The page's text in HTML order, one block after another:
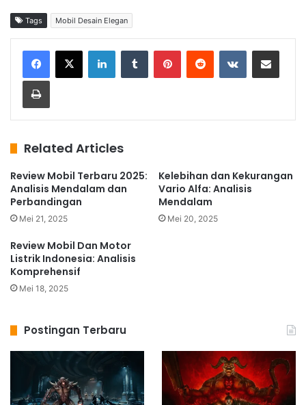
Tags Mobil Desain Elegan
Related Articles
Review Mobil Terbaru 2025:
Analisis Mendalam dan
Perbandingan
Mei 21, 2025
Kelebihan dan Kekurangan
Vario Alfa: Analisis
Mendalam
Mei 20, 2025
Review Mobil Dan Motor
Listrik Indonesia: Analisis
Komprehensif
Mei 18, 2025
Postingan Terbaru